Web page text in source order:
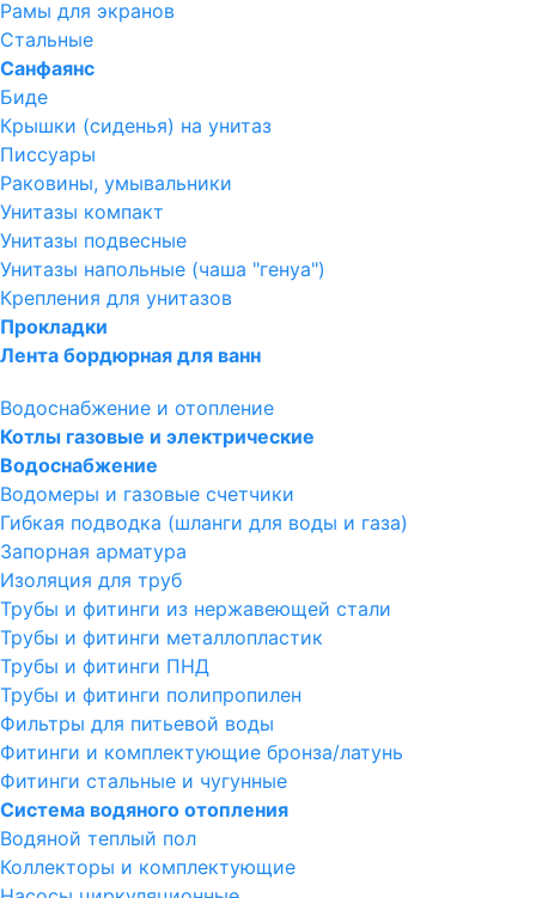
Рамы для экранов
Стальные
Санфаянс
Биде
Крышки (сиденья) на унитаз
Писсуары
Раковины, умывальники
Унитазы компакт
Унитазы подвесные
Унитазы напольные (чаша "генуа")
Крепления для унитазов
Прокладки
Лента бордюрная для ванн
Водоснабжение и отопление
Котлы газовые и электрические
Водоснабжение
Водомеры и газовые счетчики
Гибкая подводка (шланги для воды и газа)
Запорная арматура
Изоляция для труб
Трубы и фитинги из нержавеющей стали
Трубы и фитинги металлопластик
Трубы и фитинги ПНД
Трубы и фитинги полипропилен
Фильтры для питьевой воды
Фитинги и комплектующие бронза/латунь
Фитинги стальные и чугунные
Система водяного отопления
Водяной теплый пол
Коллекторы и комплектующие